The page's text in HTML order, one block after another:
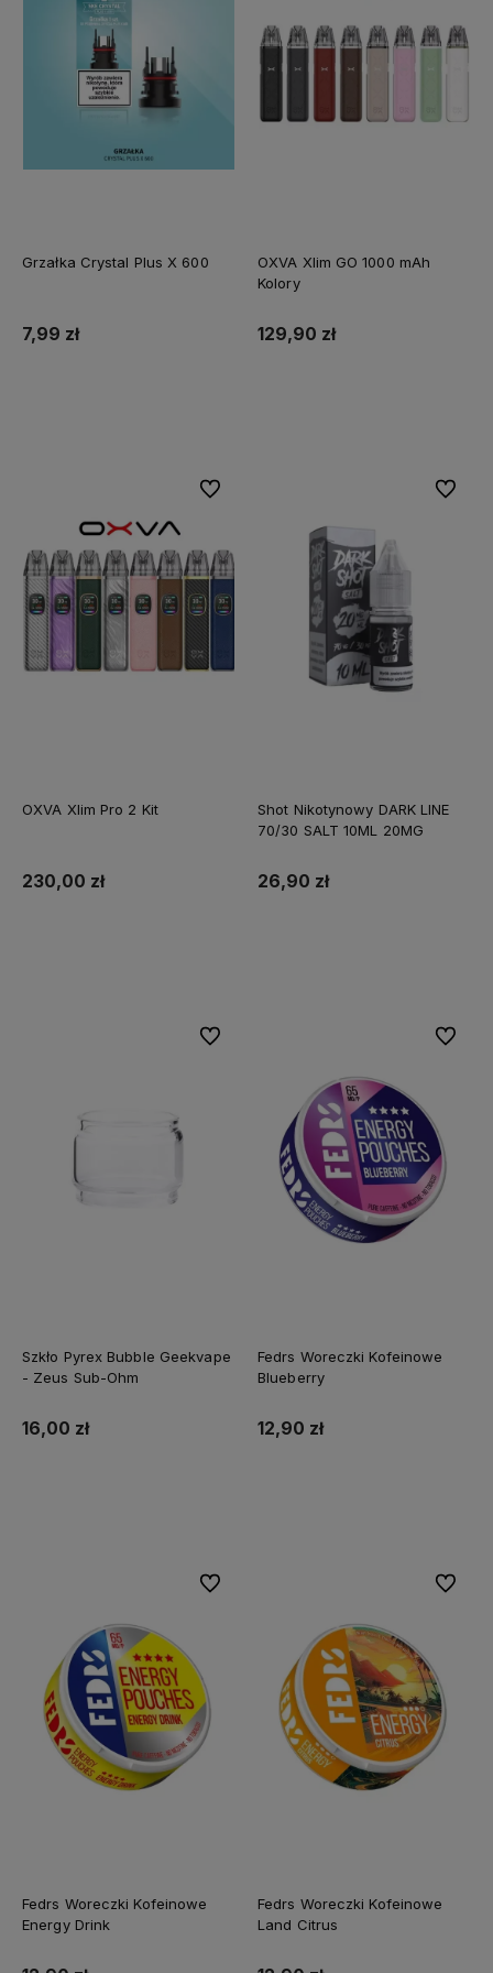
Grzałka Crystal Plus X 600
7,99 zł
OXVA Xlim GO 1000 mAh
Kolory
129,90 zł
OXVA Xlim Pro 2 Kit
230,00 zł
Do ulubionych
Shot Nikotynowy DARK LINE
70/30 SALT 10ML 20MG
26,90 zł
Do
Szkło Pyrex Bubble Geekvape
- Zeus Sub-Ohm
16,00 zł
Do ulubionych
Fedrs Woreczki Kofeinowe
Blueberry
12,90 zł
Do
Fedrs Woreczki Kofeinowe
Energy Drink
Do ulubionych
Fedrs Woreczki Kofeinowe
Land Citrus
Do